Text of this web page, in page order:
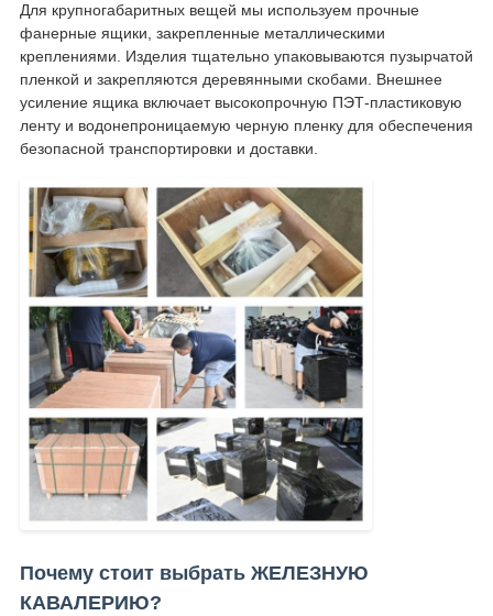
Для крупногабаритных вещей мы используем прочные
фанерные ящики, закрепленные металлическими
креплениями. Изделия тщательно упаковываются пузырчатой
​​пленкой и закрепляются деревянными скобами. Внешнее
усиление ящика включает высокопрочную ПЭТ-пластиковую
ленту и водонепроницаемую черную пленку для обеспечения
безопасной транспортировки и доставки.
Почему стоит выбрать ЖЕЛЕЗНУЮ
КАВАЛЕРИЮ?